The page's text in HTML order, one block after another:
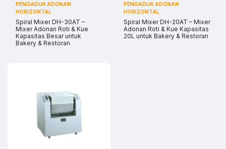
PENGADUK ADONAN
HORIZONTAL
Spiral Mixer DH-30AT –
Mixer Adonan Roti & Kue
Kapasitas Besar untuk
Bakery & Restoran
PENGADUK ADONAN
HORIZONTAL
Spiral Mixer DH-20AT – Mixer
Adonan Roti & Kue Kapasitas
20L untuk Bakery & Restoran